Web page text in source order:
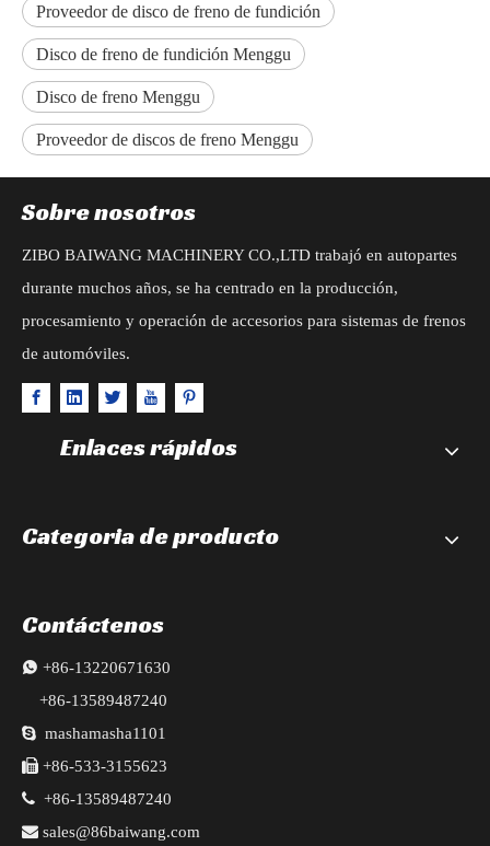
Proveedor de disco de freno de fundición
Disco de freno de fundición Menggu
Disco de freno Menggu
Proveedor de discos de freno Menggu
Sobre nosotros
ZIBO BAIWANG MACHINERY CO.,LTD trabajó en autopartes
durante muchos años, se ha centrado en la producción,
procesamiento y operación de accesorios para sistemas de frenos
de automóviles.
Enlaces rápidos
Categoria de producto
Contáctenos
 +86-13220671630
+86-13589487240
 mashamasha1101
 +86-533-3155623
 +86-13589487240
 sales@86baiwang.com